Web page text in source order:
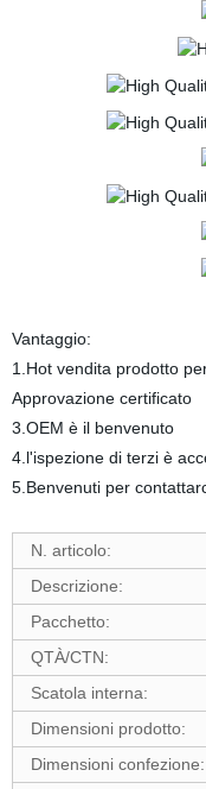
Vantaggio:
1.Hot vendita prodotto
Approvazione certificato
3.OEM è il benvenuto
4.l'ispezione di terzi è
5.Benvenuti per
N. articolo:
Descrizione:
Pacchetto:
QTÀ/CTN:
Scatola interna:
Dimensioni prodotto:
Dimensioni confezione: